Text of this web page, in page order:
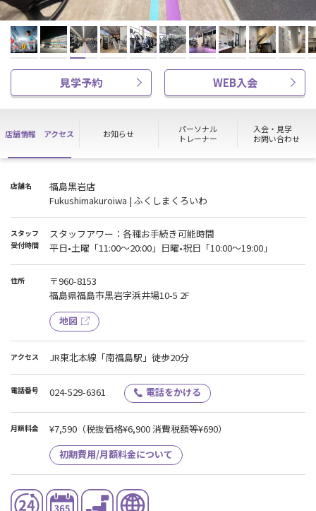
見学予約 WEB入会
店舗情報 アクセス お知らせ
パーソナル
トレーナー
入会・見学
お問い合わせ
店舗名
福島黒岩店
Fukushimakuroiwa | ふくしまくろいわ
スタッフ
受付時間
スタッフアワー：各種お手続き可能時間
平日•土曜「11:00～20:00」日曜•祝日「10:00～19:00」
住所
〒960-8153
福島県福島市黒岩字浜井場10-5 2F
地図
アクセス JR東北本線「南福島駅」徒歩20分
電話番号 024-529-6361 電話をかける
月額料金 ¥7,590 （税抜価格¥6,900 消費税額等¥690）
初期費用/月額料金について